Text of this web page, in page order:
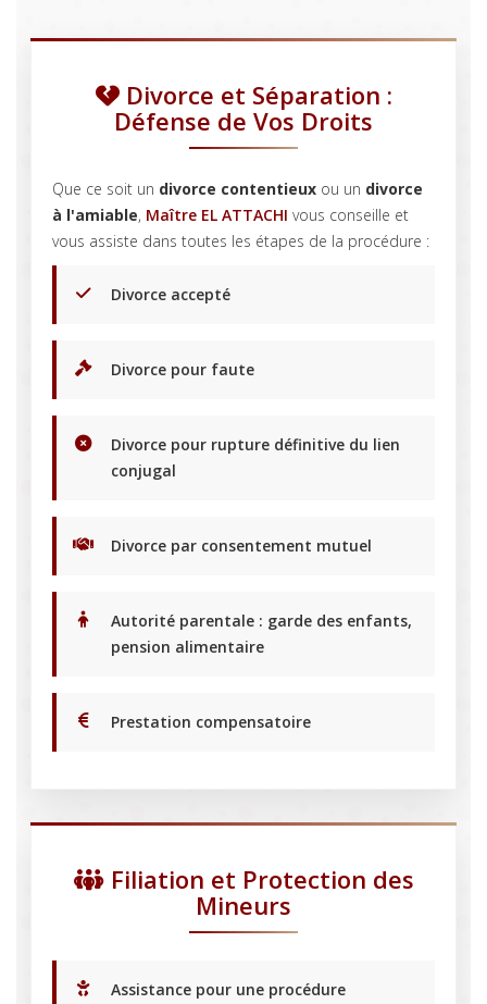
Divorce et Séparation :
Défense de Vos Droits
Que ce soit un divorce contentieuxou un divorce
à l'amiable, Maître EL ATTACHI vous conseille et
vous assiste dans toutes les étapes de la procédure :
Divorce accepté
Divorce pour faute
Divorce pour rupture définitive du lien
conjugal
Divorce par consentement mutuel
Autorité parentale : garde des enfants,
pension alimentaire
Prestation compensatoire
Filiation et Protection des
Mineurs
Assistance pour une procédure